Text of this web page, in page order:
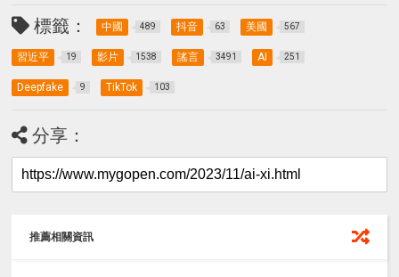
標籤： 中國 489 抖音 63 美國 567
習近平 19 影片 1538 謠言 3491 AI 251
Deepfake 9 TikTok 103
分享：
推薦相關資訊